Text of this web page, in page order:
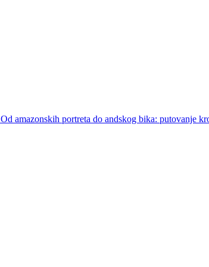
Od amazonskih portreta do andskog bika: putovanje